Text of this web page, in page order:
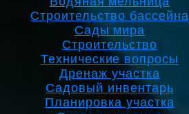
Строительство бассейна
Сады мира
Строительство
Технические вопросы
Дренаж участка
Садовый инвентарь
Планировка участка